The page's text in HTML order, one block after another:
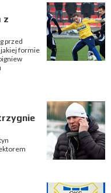
z
przed
jakiej formie